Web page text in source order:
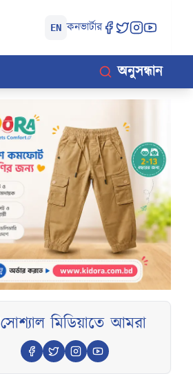
EN কনভার্টার
অনুসন্ধান
সোশ্যাল মিডিয়াতে আমরা